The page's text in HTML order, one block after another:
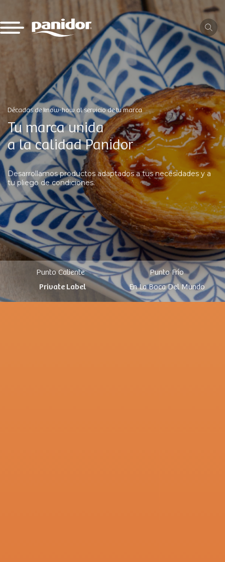
Décadas de know-how al servicio de tu marca
Tu marca unida
a la calidad Panidor
Desarrollamos productos adaptados a tus necesidades y a
tu pliego de condiciones.
Punto Caliente
Punto Frío
Private Label
En La Boca Del Mundo